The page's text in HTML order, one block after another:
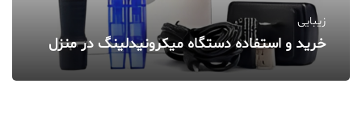
زیبایی
خرید و استفاده دستگاه میکرونیدلینگ در منزل